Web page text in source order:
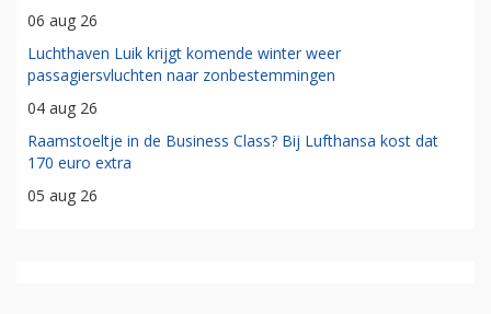
06 aug 26
Luchthaven Luik krijgt komende winter weer
passagiersvluchten naar zonbestemmingen
04 aug 26
Raamstoeltje in de Business Class? Bij Lufthansa kost dat
170 euro extra
05 aug 26